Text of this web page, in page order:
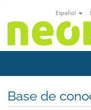
Español
Base de